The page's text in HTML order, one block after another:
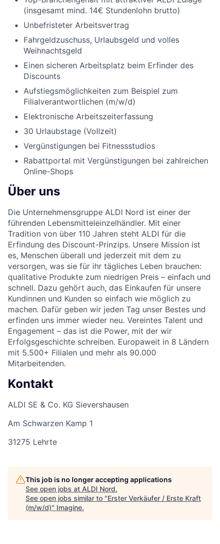
(insgesamt mind. 14€ Stundenlohn brutto)
Unbefristeter Arbeitsvertrag
Fahrgeldzuschuss, Urlaubsgeld und volles
Weihnachtsgeld
Einen sicheren Arbeitsplatz beim Erfinder des
Discounts
Aufstiegsmöglichkeiten zum Beispiel zum
Filialverantwortlichen (m/w/d)
Elektronische Arbeitszeiterfassung
30 Urlaubstage (Vollzeit)
Vergünstigungen bei Fitnessstudios
Rabattportal mit Vergünstigungen bei zahlreichen
Online-Shops
Über uns
Die Unternehmensgruppe ALDI Nord ist einer der
führenden Lebensmitteleinzelhändler. Mit einer
Tradition von über 110 Jahren steht ALDI für die
Erfindung des Discount-Prinzips. Unsere Mission ist
es, Menschen überall und jederzeit mit dem zu
versorgen, was sie für ihr tägliches Leben brauchen:
qualitative Produkte zum niedrigen Preis – einfach und
schnell. Dazu gehört auch, das Einkaufen für unsere
Kundinnen und Kunden so einfach wie möglich zu
machen. Dafür geben wir jeden Tag unser Bestes und
erfinden uns immer wieder neu. Vereintes Talent und
Engagement – das ist die Power, mit der wir
Erfolgsgeschichte schreiben. Europaweit in 8 Ländern
mit 5.500+ Filialen und mehr als 90.000
Mitarbeitenden.
Kontakt
ALDI SE & Co. KG Sievershausen
Am Schwarzen Kamp 1
31275 Lehrte
This job is no longer accepting applications
See open jobs at ALDI Nord.
See open jobs similar to "Erster Verkäufer / Erste Kraft
(m/w/d)" Imagine.